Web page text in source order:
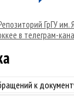
ГрГУ им.
в телеграм-
к